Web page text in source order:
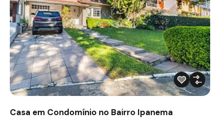
Casa em Condomínio no Bairro Ipanema